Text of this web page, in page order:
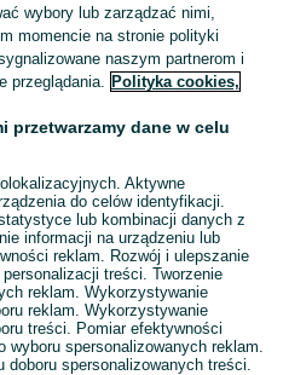
Skorzystaj z największego serwisu ogłoszeniowego - Busówno i okolice! Kupuj to, czego pragniesz i sprzedawaj to, czego już nie potrzebujesz! Zobacz
wybory lub zarządzać nimi,
momencie na stronie polityki
naszym partnerom i
przeglądania. Polityka cookies,
przetwarzamy dane w celu
Aktywne
do celów identyfikacji.
lub kombinacji danych z
informacji na urządzeniu lub
reklam. Rozwój i ulepszanie
treści. Tworzenie
reklam. Wykorzystywanie
reklam. Wykorzystywanie
treści. Pomiar efektywności
wyboru spersonalizowanych reklam.
spersonalizowanych treści.